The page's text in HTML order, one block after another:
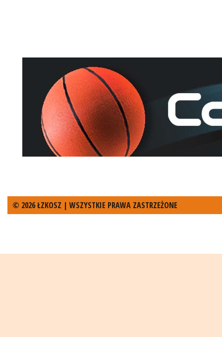
© 2026 ŁZKOSZ | WSZYSTKIE PRAWA ZASTRZEŻONE